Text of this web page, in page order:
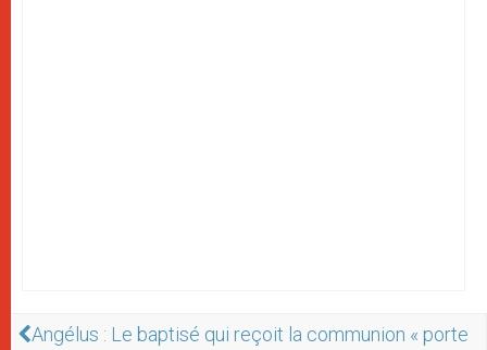
Angélus : Le baptisé qui reçoit la communion « porte